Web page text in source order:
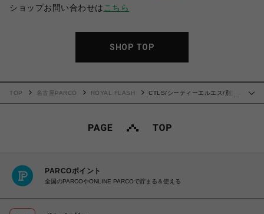
ショップお問い合わせは こちら
SHOP TOP
…
TOP 名古屋PARCO ROYAL FLASH
CTLS/シーティーエルエス/別注
PARCOポイント
全国のPARCOやONLINE PARCOで貯まる＆使える